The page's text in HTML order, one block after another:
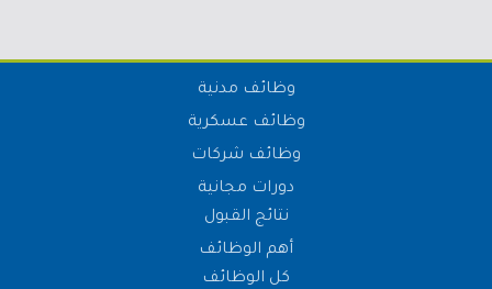
وظائف مدنية
وظائف عسكرية
وظائف شركات
دورات مجانية
نتائج القبول
أهم الوظائف
كل الوظائف